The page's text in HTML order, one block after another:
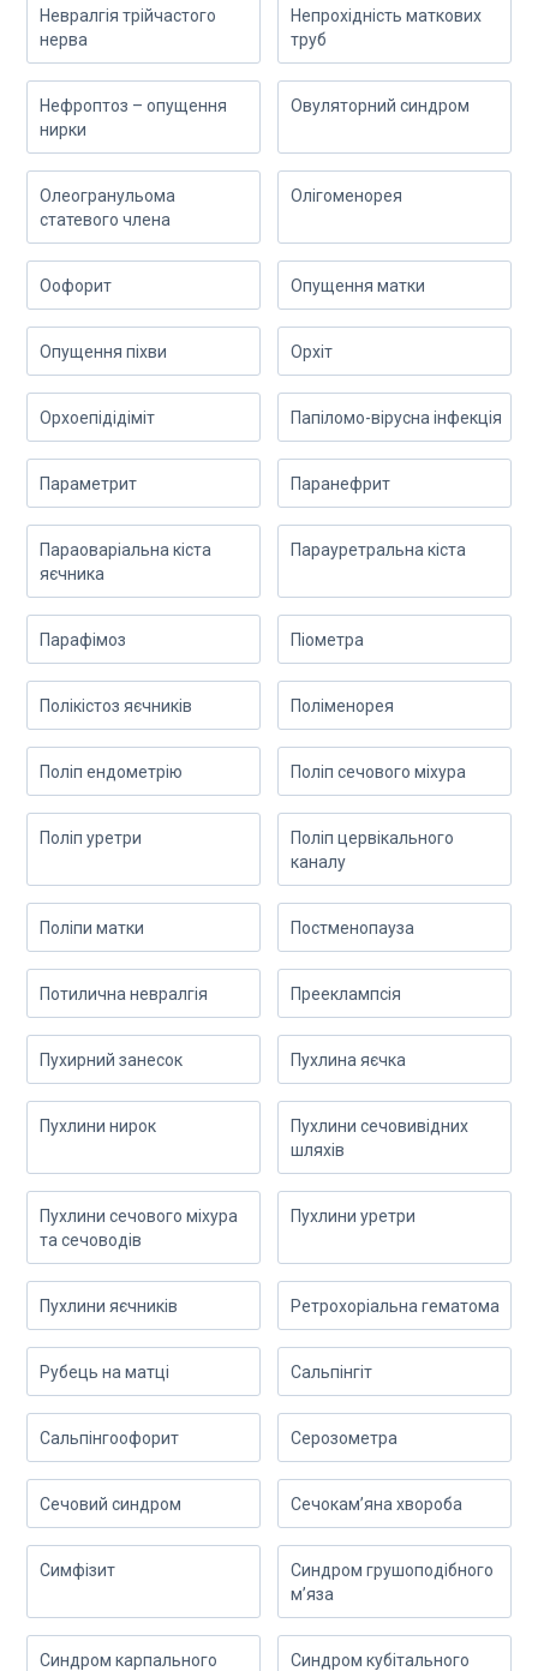
Невралгія трійчастого
нерва
Непрохідність маткових
труб
Нефроптоз – опущення
нирки
Овуляторний синдром
Олеогранульома
статевого члена
Олігоменорея
Оофорит Опущення матки
Опущення піхви Орхіт
Орхоепідідіміт Папіломо-вірусна інфекція
Параметрит Паранефрит
Параоваріальна кіста
яєчника
Парауретральна кіста
Парафімоз Піометра
Полікістоз яєчників Поліменорея
Поліп ендометрію Поліп сечового міхура
Поліп уретри
Поліп цервікального
каналу
Поліпи матки Постменопауза
Потилична невралгія Прееклампсія
Пухирний занесок Пухлина яєчка
Пухлини нирок
Пухлини сечовивідних
шляхів
Пухлини сечового міхура
та сечоводів
Пухлини уретри
Пухлини яєчників Ретрохоріальна гематома
Рубець на матці Сальпінгіт
Сальпінгоофорит Серозометра
Сечовий синдром Сечокам’яна хвороба
Симфізит
Синдром грушоподібного
м’яза
Синдром карпального
Синдром кубітального